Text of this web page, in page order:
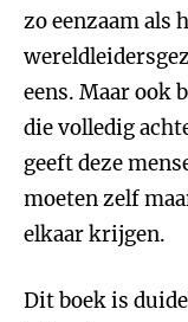
zo eenzaam als
eens. Maar ook
die volledig
geeft deze
moeten zelf
elkaar krijgen.
Dit boek is